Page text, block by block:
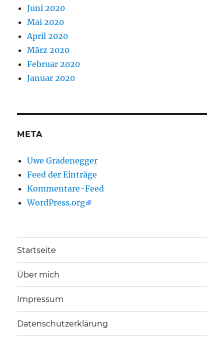
Juni 2020
Mai 2020
April 2020
März 2020
Februar 2020
Januar 2020
META
Uwe Gradenegger
Feed der Einträge
Kommentare-Feed
WordPress.org
Startseite
Über mich
Impressum
Datenschutzerklärung